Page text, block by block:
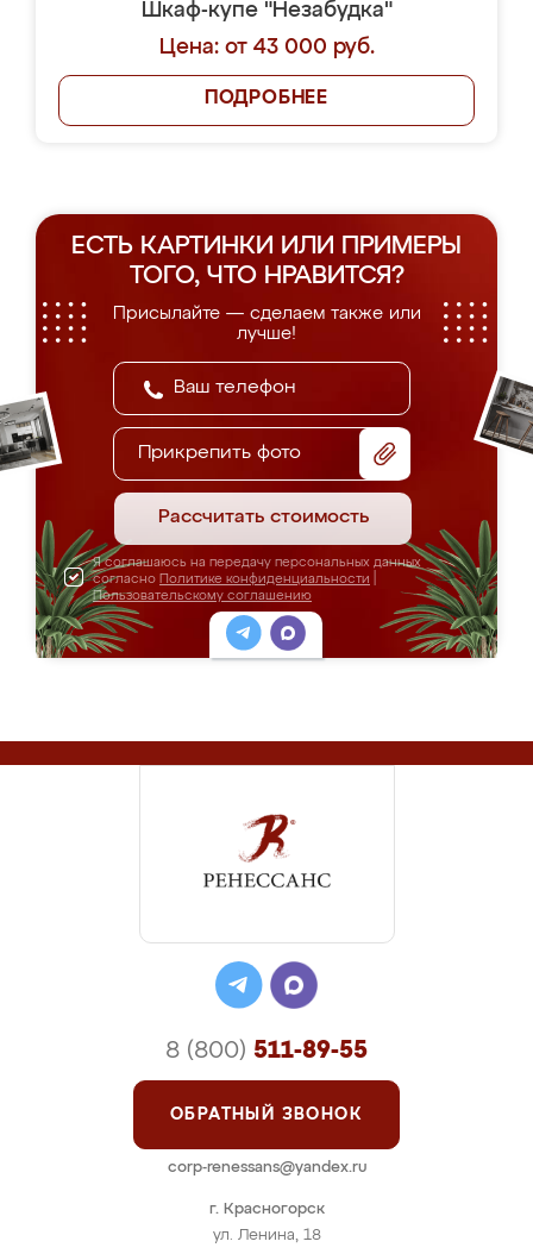
Шкаф-купе "Незабудка"
Цена: от 43 000 руб.
ПОДРОБНЕЕ
ЕСТЬ КАРТИНКИ ИЛИ ПРИМЕРЫ
ТОГО, ЧТО НРАВИТСЯ?
Присылайте — сделаем также или
лучше!
Прикрепить фото
Рассчитать стоимость
Я соглашаюсь на передачу персональных данных
согласно Политике конфиденциальности
Пользовательскому соглашению
г. Красногорск
ул. Ленина, 18
8 (800) 511-89-55
ОБРАТНЫЙ ЗВОНОК
corp-renessans@yandex.ru